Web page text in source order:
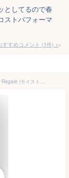
としてるので春
ストパフォーマ
すすめコメント (1件) >
FERNANDA(フェルナンダ) Moist Body Gelato Maria Regale (モイストボティジェラート マリアリゲル)